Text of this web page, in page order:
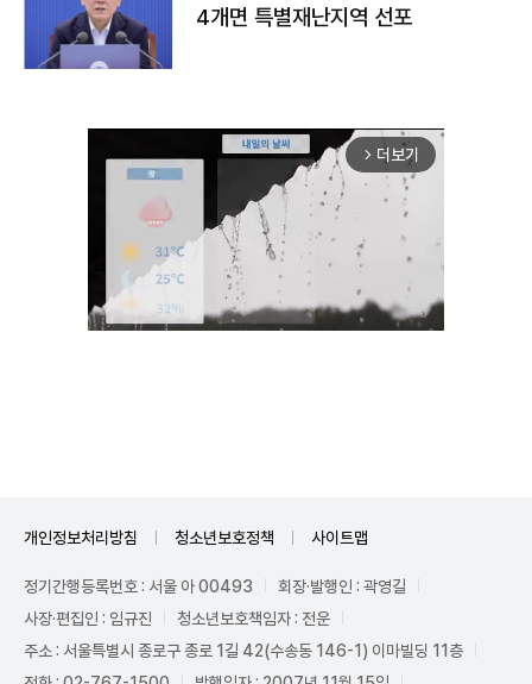
4개면 특별재난지역 선포
arrow_forward_ios 더보기
개인정보처리방침 청소년보호정책 사이트맵
정기간행등록번호 : 서울 아 00493
회장·발행인 : 곽영길
사장·편집인 : 임규진
청소년보호책임자 : 전운
주소 : 서울특별시 종로구 종로 1길 42(수송동 146-1) 이마빌딩 11층